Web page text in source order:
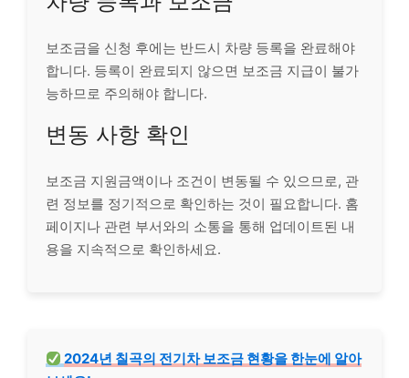
보조금을 신청 후에는 반드시 차량 등록을 완료해야
합니다. 등록이 완료되지 않으면 보조금 지급이 불가
능하므로 주의해야 합니다.
변동 사항 확인
보조금 지원금액이나 조건이 변동될 수 있으므로, 관
련 정보를 정기적으로 확인하는 것이 필요합니다. 홈
페이지나 관련 부서와의 소통을 통해 업데이트된 내
용을 지속적으로 확인하세요.
2024년 칠곡의 전기차 보조금 현황을 한눈에 알아